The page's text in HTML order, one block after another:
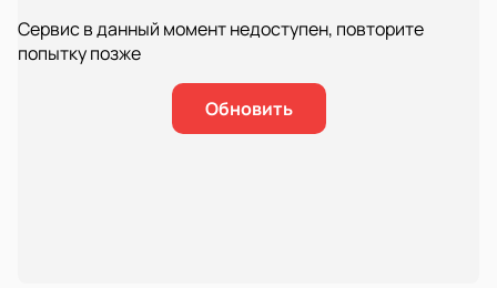
Сервис в данный момент недоступен, повторите
попытку позже
Обновить